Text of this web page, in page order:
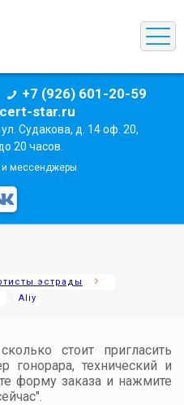
+7 (926) 601-20-59
star.ru
Судакова, д. 14 оф. 20,
20 часов.
и мессенджеры
эстрады
Aliy
стоит пригласить
гонорара, технический и
форму заказа и нажмите